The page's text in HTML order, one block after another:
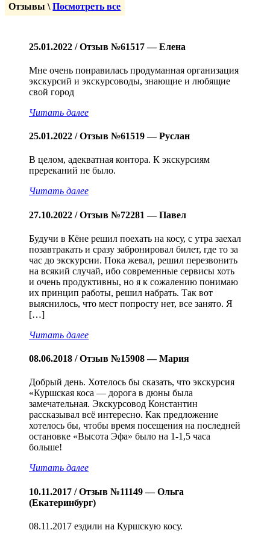
Отзывы \Посмотреть все
25.01.2022 / Отзыв №61517 — Елена
Мне очень понравилась продуманная организация
экскурсий и экскурсоводы, знающие и любящие
свой город
Читать далее
25.01.2022 / Отзыв №61519 — Руслан
В целом, адекватная контора. К экскурсиям
пререканий не было.
Читать далее
27.10.2022 / Отзыв №72281 — Павел
Будучи в Кёне решил поехать на косу, с утра заехал
позавтракать и сразу забронировал билет, где то за
час до экскурсии. Пока жевал, решил перезвонить
на всякий случай, ибо современные сервисы хоть
и очень продуктивны, но я к сожалению понимаю
их принцип работы, решил набрать. Так вот
выяснилось, что мест попросту нет, все занято. Я
[…]
Читать далее
08.06.2018 / Отзыв №15908 — Мария
Добрый день. Хотелось бы сказать, что экскурсия
«Куршская коса — дорога в дюны была
замечательная. Экскурсовод Константин
рассказывал всё интересно. Как предложение
хотелось бы, чтобы время посещения на последней
остановке «Высота Эфа» было на 1-1,5 часа
больше!
Читать далее
10.11.2017 / Отзыв №11149 — Ольга
(Екатеринбург)
08.11.2017 ездили на Куршскую косу.